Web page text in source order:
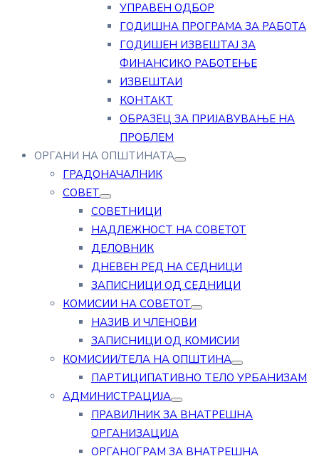
УПРАВЕН ОДБОР
ГОДИШНА ПРОГРАМА ЗА РАБОТА
ГОДИШЕН ИЗВЕШТАЈ ЗА
ФИНАНСИКО РАБОТЕЊЕ
ИЗВЕШТАИ
КОНТАКТ
ОБРАЗЕЦ ЗА ПРИЈАВУВАЊЕ НА
ПРОБЛЕМ
ОРГАНИ НА ОПШТИНАТА
ГРАДОНАЧАЛНИК
СОВЕТ
СОВЕТНИЦИ
НАДЛЕЖНОСТ НА СОВЕТОТ
ДЕЛОВНИК
ДНЕВЕН РЕД НА СЕДНИЦИ
ЗАПИСНИЦИ ОД СЕДНИЦИ
КОМИСИИ НА СОВЕТОТ
НАЗИВ И ЧЛЕНОВИ
ЗАПИСНИЦИ ОД КОМИСИИ
КОМИСИИ/ТЕЛА НА ОПШТИНА
ПАРТИЦИПАТИВНО ТЕЛО УРБАНИЗАМ
АДМИНИСТРАЦИЈА
ПРАВИЛНИК ЗА ВНАТРЕШНА
ОРГАНИЗАЦИЈА
ОРГАНОГРАМ ЗА ВНАТРЕШНА